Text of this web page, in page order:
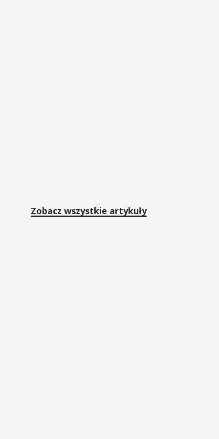
Zobacz wszystkie artykuły